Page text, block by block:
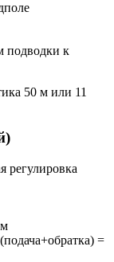
подводки к
50 м или 11
регулировка
=